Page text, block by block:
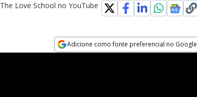
Love School no YouTube
Adicione como fonte preferencial no Google